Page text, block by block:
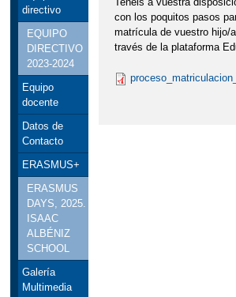
directivo
EQUIPO
DIRECTIVO
2023-2024
Equipo
docente
Datos de
Contacto
ERASMUS+
ERASMUS
DAYS, 2025.
ISAAC
ALBÉNIZ
SCHOOL
Galería
Multimedia
con los poquitos pasos
matrícula de vuestro hijo/
través de la plataforma